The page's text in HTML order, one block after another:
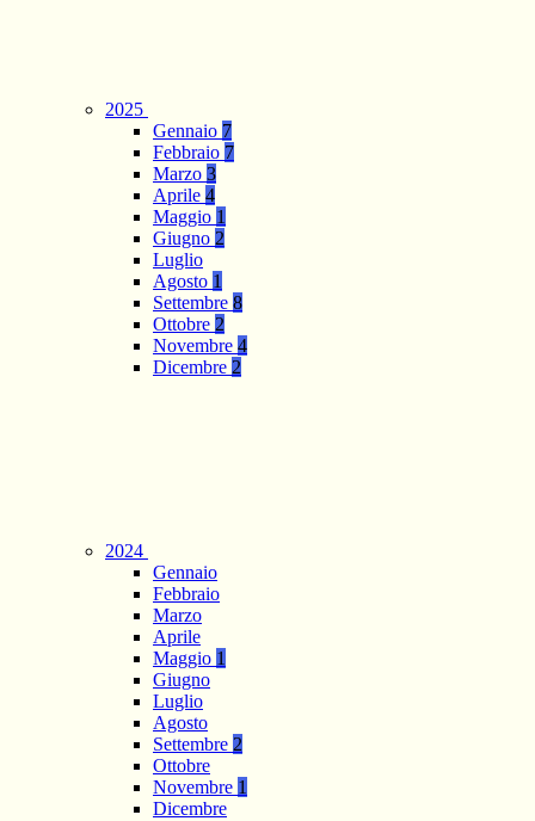
2025
Gennaio 7
Febbraio 7
Marzo 3
Aprile 4
Maggio 1
Giugno 2
Luglio
Agosto 1
Settembre 8
Ottobre 2
Novembre 4
Dicembre 2
2024
Gennaio
Febbraio
Marzo
Aprile
Maggio 1
Giugno
Luglio
Agosto
Settembre 2
Ottobre
Novembre 1
Dicembre